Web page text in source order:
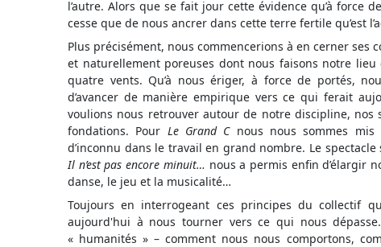
l’autre. Alors que se fait jour cette évidence qu’à force
cesse que de nous ancrer dans cette terre fertile qu’est
Plus précisément, nous commencerions à en cerner ses
et naturellement poreuses dont nous faisons notre
quatre vents. Qu’à nous ériger, à force de portés,
d’avancer de manière empirique vers ce qui ferait
voulions nous retrouver autour de notre discipline, nos
fondations. Pour Le Grand Cnous nous sommes mis
d’inconnu dans le travail en grand nombre. Le
Il n’est pas encore minuit… nous a permis enfin d’élargir
danse, le jeu et la musicalité…
Toujours en interrogeant ces principes du collectif
aujourd'hui à nous tourner vers ce qui nous
« humanités » – comment nous nous comportons,